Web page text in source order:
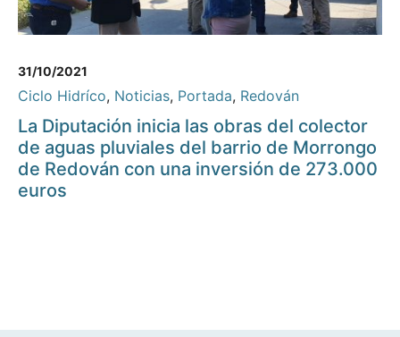
31/10/2021
Ciclo Hidríco, Noticias, Portada, Redován
La Diputación inicia las obras del colector
de aguas pluviales del barrio de Morrongo
de Redován con una inversión de 273.000
euros